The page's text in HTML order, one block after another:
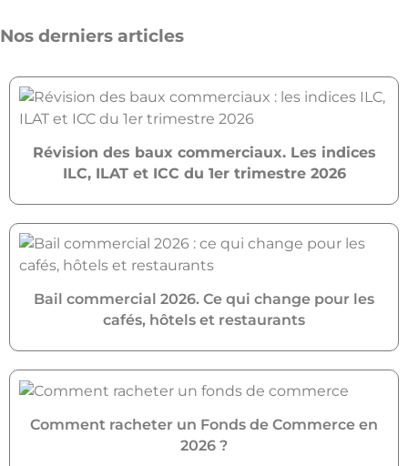
Nos derniers articles
Révision des baux commerciaux. Les indices
ILC, ILAT et ICC du 1er trimestre 2026
Bail commercial 2026. Ce qui change pour les
cafés, hôtels et restaurants
Comment racheter un Fonds de Commerce en
2026 ?